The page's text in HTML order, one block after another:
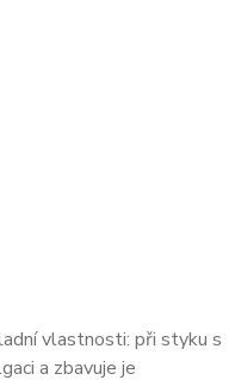
vlastnosti: při styku s
a zbavuje je